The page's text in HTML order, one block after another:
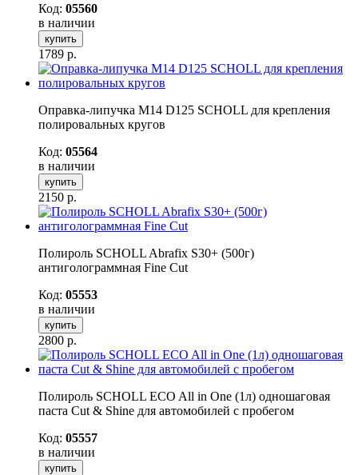
Код: 05560
в наличии
купить
1789 р.
Оправка-липучка М14 D125 SCHOLL для крепления
полировальных кругов
Код: 05564
в наличии
купить
2150 р.
Полироль SCHOLL Abrafix S30+ (500г)
антиголограммная Fine Cut
Код: 05553
в наличии
купить
2800 р.
Полироль SCHOLL ECO All in One (1л) одношаговая
паста Cut & Shine для автомобилей с пробегом
Код: 05557
в наличии
купить